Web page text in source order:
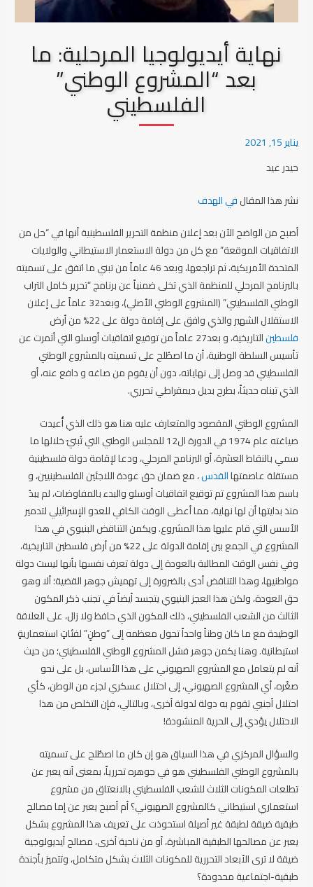
نهاية أيديولوجيا المرحلية: ما
بعد “المشروع الوطني”
الفلسطيني
يناير 15, 2021
حيدر عيد
نشر هذا المقالفي الهدف
أصبح من الواضح الآن بعد إعلان منظمة التحرير الفلسطينية أنها في “حل من
الاتفاقيات الموقعة” مع كل من دولة الاستعمار الاستيطاني والولايات
المتحدة الأمريكية، ثم تراجعها، وبعد 46 عاماً من تبني ما اتفق على تسميته
بالبرنامج المرحلي للمنظمة الذي تخلى ضمنياً عن برنامج “تحرير كامل التراب
الوطني الفلسطيني” (المشروع الوطني الأصلي)، وبعد32 عاماً على إعلان
الاستقلال الشهير والذي وافق على إقامة دولة على 22% من أرض
فلسطين
التاريخية، و بعد27 عاماً من توقيع اتفاقيات أوسلو التي أثمرت عن
تأسيس السلطة الوطنية، أن ما اصطُلح على تسميته بالمشروع الوطني
الفلسطيني قد وصل إلى نهاياته، دون أن يقوم من صاغه و دافع عنه، أو
الذي تبناه حديثاً، بطرح بديل ديمقراطي تحرري.
المشروع الوطني المقصود والمتعارف عليه هنا هو ذلك الذي أُعيدت
صياغته عام 1974 في الدورة ال12 للمجلس الوطني التي تُبنيّ خلالها ما
سمي بالنقاط العشرة، أو البرنامج المرحلي، ودعا لإقامة دولة فلسطينية
مستقلة عاصمتهاالقدس، مع ضمان حق عودة اللاجئين الفلسطينيين، و
باسم هذا المشروع تم توقيع اتفاقيات أوسلو والبدء بالمفاوضات، لم يبدُ
منذ بدايتها أن لها نهاية، مما أعطى الوقت الكافي للعدو الإسرائيلي لتدمير
الأسس التي قام عليها هذا المشروع. ويكمن التناقض البنيوي في هذا
المشروع في الجمع بين إقامة الدولة على 22% من أرض فلسطين التاريخية،
وفي نفس الوقت المطالبة بالعودة إلى دولة تعرف نفسها بأنها ليست دولة
مواطنيها، وهذا التناقض أدى بالضرورة إلى تهميش جوهر القضية؛ ألا وهو
حق العودة، ولكن هذا العجز البنيوي يتجسد أيضاً في تجنب ذكر المكون
الثالث من الشعب الفلسطيني، ذلك المكون الذي حافظ ولا زال، على العلاقة
الوطيدة مع ما كان وطناً واحداً تحول معظمه إلى ”وطنٍ” لفئاتٍ استعماريةٍ
استيطانية. وهنا يكمن جوهر فشل المشروع الوطني الفلسطيني؛ من حيث
أنه لم يتعامل مع المشروع الصهيوني على هذا الأساس، بل على نحو
صغّره، أي المشروع الصهيوني، إلى احتلال عسكري لجزء من الوطن، كأي
احتلال أجنبي تقوم به دولة لدولة أخرى، وبالتالي، فإن التخلص من هذا
الاحتلال يؤدي إلى الحرية المنشودة!
والسؤال المركزي في هذا السياق هو إن كان ما اصطُلح على تسميته
بالمشروع الوطني الفلسطيني هو في جوهره تحررياً، بمعنى أنه يعبر عن
تطلعات المكونات الثلاث للشعب الفلسطيني بالانعتاق من مشروع
استعماري استيطاني كالمشروع الصهيوني؟ أم أصبح يعبر عن إما مصالح
طبقية ضيقة لطبقة غير أصيلة استحوذت على تعريف هذا المشروع بشكل
يعبر عن مصالحها الطبقية المباشرة، أو من ناحية أخرى، مصالح أيديولوجية
ضيقة لا ترى الأبعاد التحررية للمكونات الثلاث بشكل متكامل، وتتميز بأجندة
طبقية-اجتماعية محدودة؟